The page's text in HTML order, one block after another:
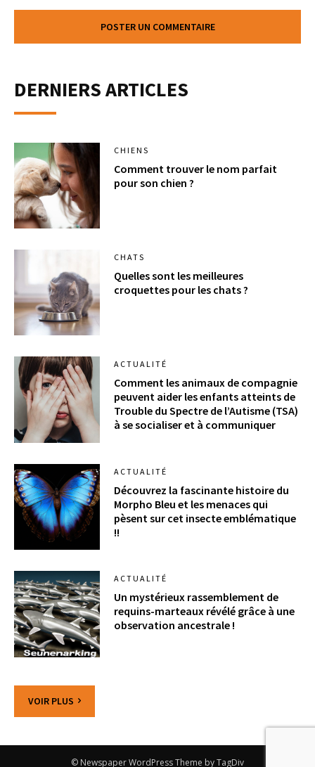
DERNIERS ARTICLES
CHIENS
Comment trouver le nom parfait
pour son chien ?
CHATS
Quelles sont les meilleures
croquettes pour les chats ?
ACTUALITÉ
Comment les animaux de compagnie
peuvent aider les enfants atteints de
Trouble du Spectre de l’Autisme (TSA)
à se socialiser et à communiquer
ACTUALITÉ
Découvrez la fascinante histoire du
Morpho Bleu et les menaces qui
pèsent sur cet insecte emblématique
!!
ACTUALITÉ
Un mystérieux rassemblement de
requins-marteaux révélé grâce à une
observation ancestrale !
VOIR PLUS
© Newspaper WordPress Theme by TagDiv